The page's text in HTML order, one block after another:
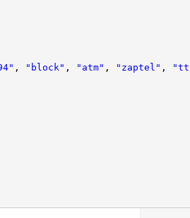
, "block" , "atm" , "zaptel" ,